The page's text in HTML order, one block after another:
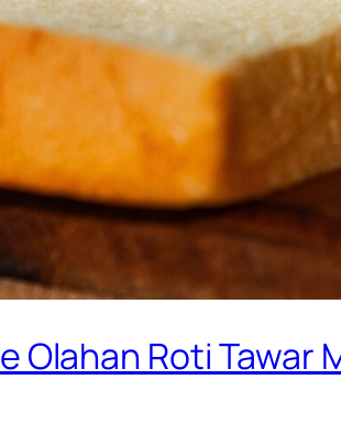
Olahan Roti Tawar